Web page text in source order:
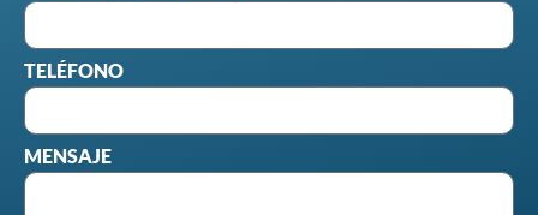
TELÉFONO
MENSAJE